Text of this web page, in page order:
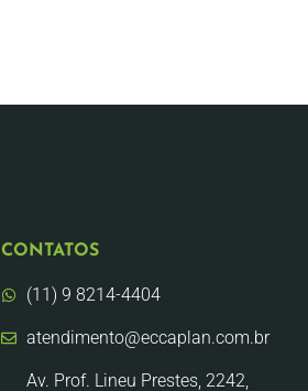
CONTATOS
(11) 9 8214-4404
atendimento@eccaplan.com.br
Av. Prof. Lineu Prestes, 2242,